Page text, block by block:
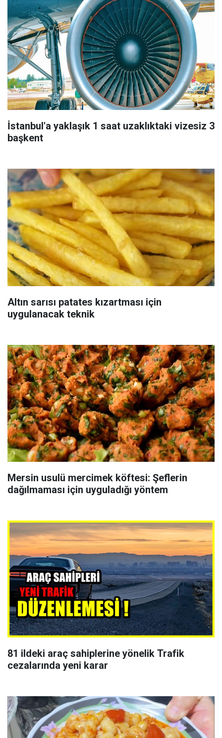
İstanbul'a yaklaşık 1 saat uzaklıktaki vizesiz 3
başkent
Altın sarısı patates kızartması için
uygulanacak teknik
Mersin usulü mercimek köftesi: Şeflerin
dağılmaması için uyguladığı yöntem
81 ildeki araç sahiplerine yönelik Trafik
cezalarında yeni karar